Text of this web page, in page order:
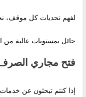
لفهم تحديات كل موقف،
حائل بمستويات عالية من
فتح مجاري
إذا كنتم تبحثون عن